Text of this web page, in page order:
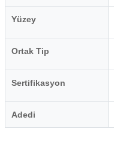
Yüzey
Ortak Tip
Sertifikasyon
Adedi